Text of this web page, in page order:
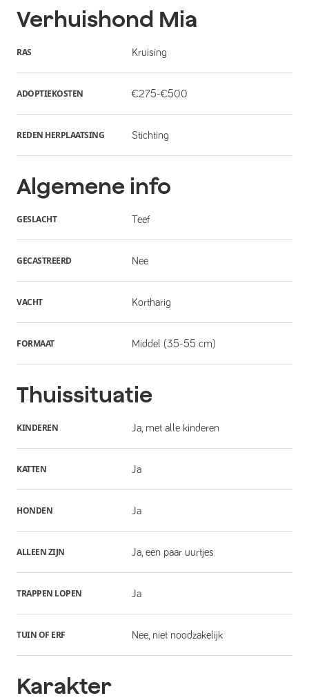
Verhuishond Mia
RAS Kruising
ADOPTIEKOSTEN €275-€500
REDEN HERPLAATSING Stichting
Algemene info
GESLACHT Teef
GECASTREERD Nee
VACHT Kortharig
FORMAAT Middel (35-55 cm)
Thuissituatie
KINDEREN Ja, met alle kinderen
KATTEN Ja
HONDEN Ja
ALLEEN ZIJN Ja, een paar uurtjes
TRAPPEN LOPEN Ja
TUIN OF ERF Nee, niet noodzakelijk
Karakter